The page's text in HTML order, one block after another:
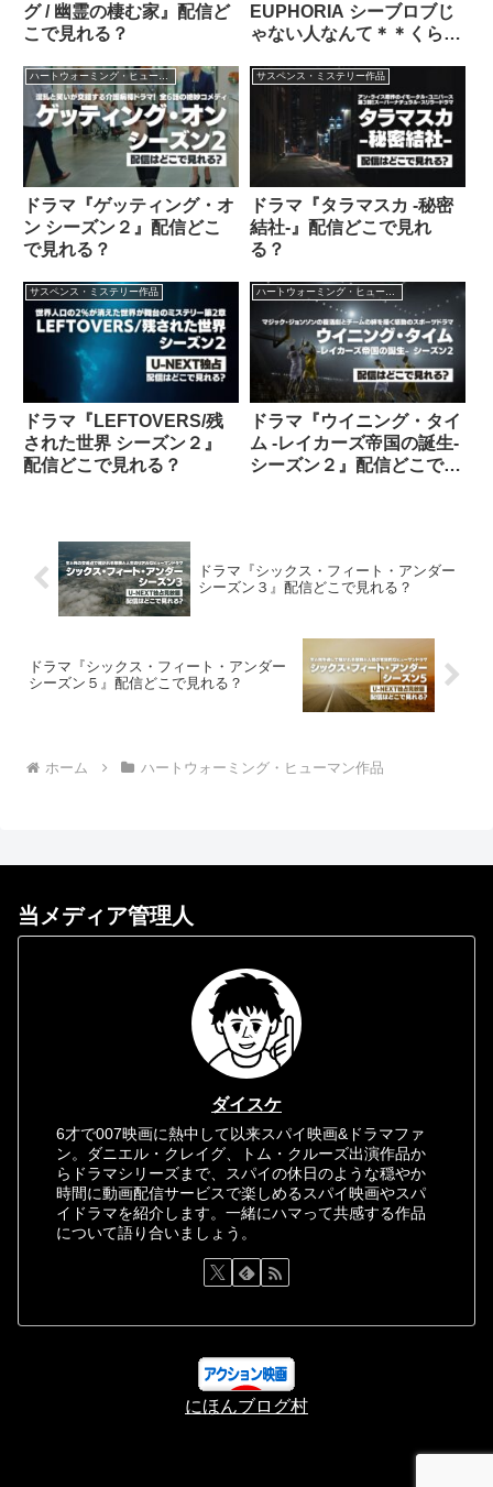
グ / 幽霊の棲む家』配信ど
こで見れる？
EUPHORIA シーブロブじ
ゃない人なんて＊＊くら
ハートウォーミング・ヒューマン作品
ドラマ『ゲッティング・オ
ン シーズン２』配信どこ
で見れる？
サスペンス・ミステリー作品
ドラマ『タラマスカ -秘密
結社-』配信どこで見れ
る？
サスペンス・ミステリー作品
ドラマ『LEFTOVERS/残
された世界 シーズン２』
配信どこで見れる？
ハートウォーミング・ヒューマン作品
ドラマ『ウイニング・タイ
ム -レイカーズ帝国の誕生-
シーズン２』配信どこで見
ドラマ『シックス・フィート・アンダー
シーズン３』配信どこで見れる？
ドラマ『シックス・フィート・アンダー
シーズン５』配信どこで見れる？
ホーム ハートウォーミング・ヒューマン作品
当メディア管理人
ダイスケ
6才で007映画に熱中して以来スパイ映画&ドラマファ
ン。ダニエル・クレイグ、トム・クルーズ出演作品か
らドラマシリーズまで、スパイの休日のような穏やか
時間に動画配信サービスで楽しめるスパイ映画やスパ
イドラマを紹介します。一緒にハマって共感する作品
について語り合いましょう。
にほんブログ村